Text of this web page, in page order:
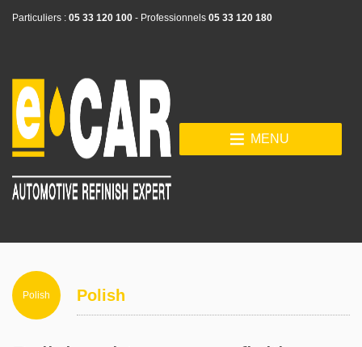
Particuliers : 05 33 120 100 - Professionnels 05 33 120 180
MENU
Polish Polish